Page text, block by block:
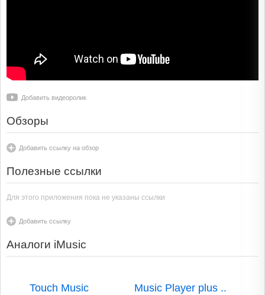
Добавить видеоролик
Обзоры
Добавить ссылку на обзор
Полезные ссылки
Для этого приложения пока не указаны ссылки
Добавить ссылку
Аналоги iMusic
Touch Music Music Player plus ..